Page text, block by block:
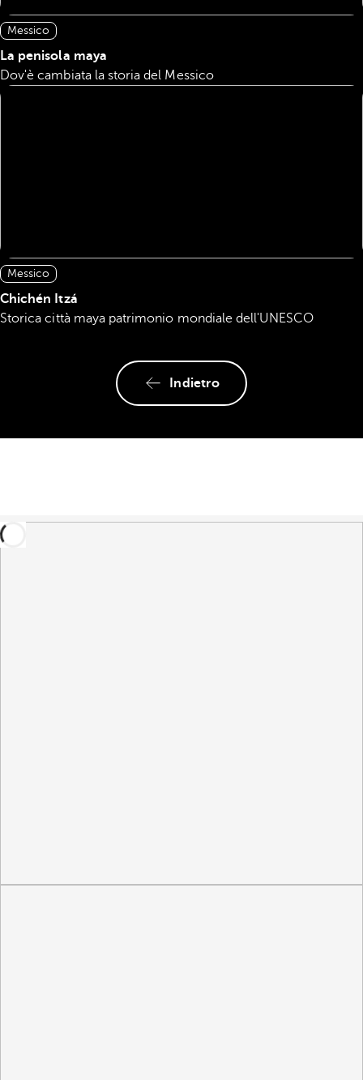
Indietro
Messico
La penisola maya
Dov'è cambiata la storia del Messico
Messico
Chichén Itzá
Storica città maya patrimonio mondiale dell'UNESCO